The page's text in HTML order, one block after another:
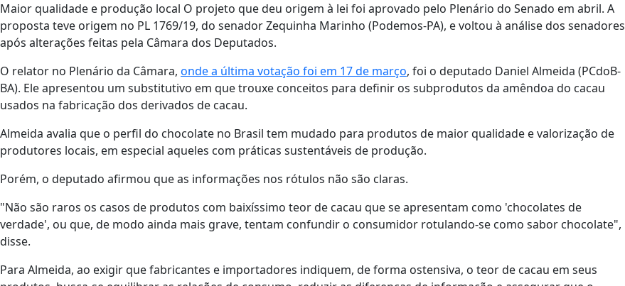
Maior qualidade e produção local O projeto que deu origem à lei foi aprovado pelo Plenário do Senado em abril. A
proposta teve origem no PL 1769/19, do senador Zequinha Marinho (Podemos-PA), e voltou à análise dos senadores
após alterações feitas pela Câmara dos Deputados.
O relator no Plenário da Câmara, onde a última votação foi em 17 de março, foi o deputado Daniel Almeida (PCdoB-
BA). Ele apresentou um substitutivo em que trouxe conceitos para definir os subprodutos da amêndoa do cacau
usados na fabricação dos derivados de cacau.
Almeida avalia que o perfil do chocolate no Brasil tem mudado para produtos de maior qualidade e valorização de
produtores locais, em especial aqueles com práticas sustentáveis de produção.
Porém, o deputado afirmou que as informações nos rótulos não são claras.
"Não são raros os casos de produtos com baixíssimo teor de cacau que se apresentam como 'chocolates de
verdade', ou que, de modo ainda mais grave, tentam confundir o consumidor rotulando-se como sabor chocolate",
disse.
Para Almeida, ao exigir que fabricantes e importadores indiquem, de forma ostensiva, o teor de cacau em seus